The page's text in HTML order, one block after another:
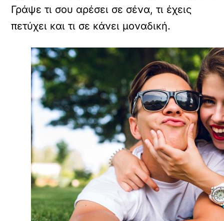
Γράψε τι σου αρέσει σε σένα, τι έχεις
πετύχει και τι σε κάνει μοναδική.